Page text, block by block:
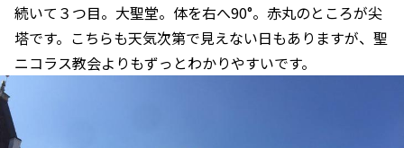
続いて３つ目。大聖堂。体を右へ90°。赤丸のところが尖
塔です。こちらも天気次第で見えない日もありますが、聖
ニコラス教会よりもずっとわかりやすいです。